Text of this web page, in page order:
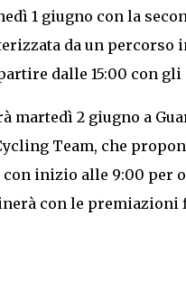
1 giugno con la
da un
dalle 15:00 con
martedì 2 giugno a
Team, che
inizio alle 9:00 per
con le